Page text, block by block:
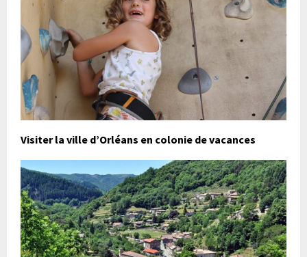
Visiter la ville d’Orléans en colonie de vacances